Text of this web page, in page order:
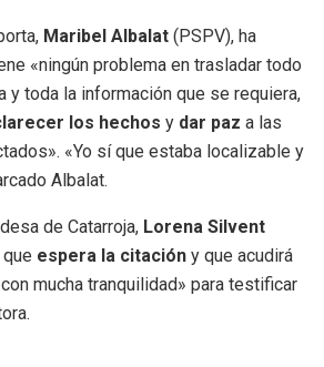
Maribel Albalat (PSPV), ha
«ningún problema en trasladar todo
y toda la información que se requiera,
los hechos y dar paz a las
«Yo sí que estaba localizable y
Albalat.
de Catarroja, Lorena Silvent
espera la citación y que acudirá
mucha tranquilidad» para testificar